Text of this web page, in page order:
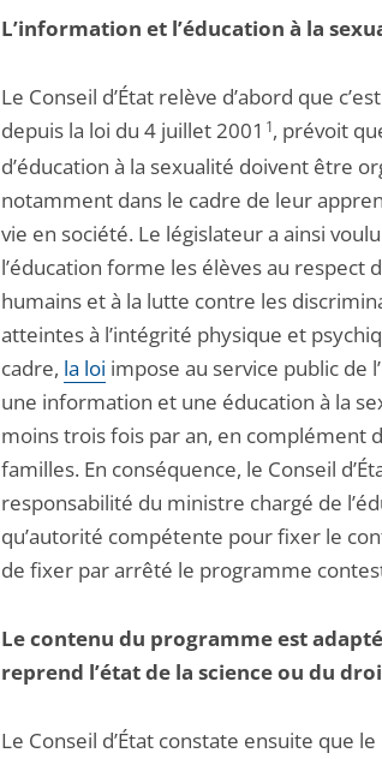
L’information et l’éducation à la
Le Conseil d’État relève d’abord que
depuis la loi du 4 juillet 2001 1, prévoit
d’éducation à la sexualité doivent être
notamment dans le cadre de leur
vie en société. Le législateur a ainsi
l’éducation forme les élèves au respect
humains et à la lutte contre les
atteintes à l’intégrité physique et
cadre, la loi impose au service public de
une information et une éducation à la
moins trois fois par an, en complément
familles. En conséquence, le Conseil
responsabilité du ministre chargé de
qu’autorité compétente pour fixer le
de fixer par arrêté le programme
Le contenu du programme est
reprend l’état de la science ou du
Le Conseil d’État constate ensuite que